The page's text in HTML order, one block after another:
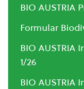
BIO AUSTRIA
Formular
BIO AUSTRIA
1/26
BIO AUSTRIA